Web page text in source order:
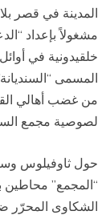
المدينة في قصر
مشغولاً بإعداد
المسمى
من غضب أهالي
لصوصية مجمع
حول ثاوفيلوس
“المجمع”
الشكاوى المحرّر